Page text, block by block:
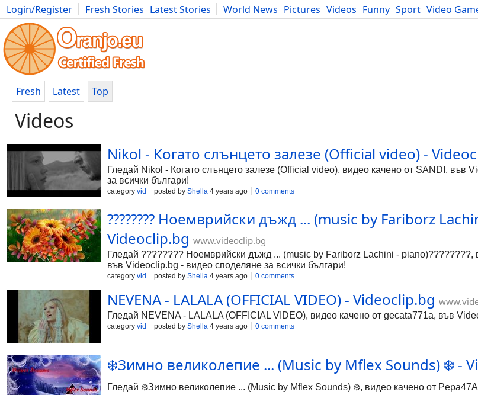
Login/Register Fresh Stories Latest Stories World News Pictures Videos Funny Sport Video
Photography Comics Bulgaria Fitness Food Literature Developers Blog
Fresh Latest Top
Videos
Nikol - Когато слънцето залeзе (Official video) -
Гледай Nikol - Когато слънцето залeзе (Official video), видео качено от SANDI, във
за всички българи!
category vid posted by Shella 4 years ago 0 comments
???????? Ноемврийски дъжд ... (music by Fariborz
Videoclip.bg www.videoclip.bg
Гледай ???????? Ноемврийски дъжд ... (music by Fariborz Lachini - piano)????????,
във Videoclip.bg - видео споделяне за всички българи!
category vid posted by Shella 4 years ago 0 comments
NEVENA - LALALA (OFFICIAL VIDEO) - Videoclip.bg
Гледай NEVENA - LALALA (OFFICIAL VIDEO), видео качено от gecata771a, във
category vid posted by Shella 4 years ago 0 comments
❄️Зимно великолепие ... (Music by Mflex Sounds) ❄️ -
Гледай ❄️Зимно великолепие ... (Music by Mflex Sounds) ❄️, видео качено от